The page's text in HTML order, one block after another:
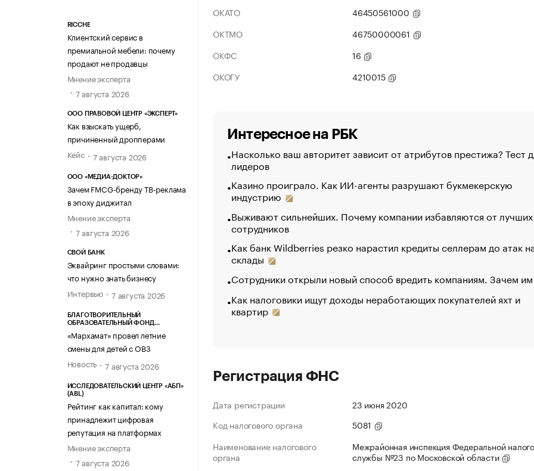
RICCHE
Клиентский сервис в
премиальной мебели: почему
продают не продавцы
Мнение эксперта
7 августа 2026
ООО ПРАВОВОЙ ЦЕНТР «ЭКСПЕРТ»
Как взыскать ущерб,
причиненный дропперами
Кейс
7 августа 2026
ООО «МЕДИА-ДОКТОР»
Зачем FMCG-бренду ТВ-реклама
в эпоху диджитал
Мнение эксперта
7 августа 2026
СВОЙ БАНК
Эквайринг простыми словами:
что нужно знать бизнесу
Интервью
7 августа 2026
БЛАГОТВОРИТЕЛЬНЫЙ
ОБРАЗОВАТЕЛЬНЫЙ ФОНД
«Мархамат» провел летние
смены для детей с ОВЗ
Новость
7 августа 2026
ИССЛЕДОВАТЕЛЬСКИЙ ЦЕНТР «АБП»
(ABL)
Рейтинг как капитал: кому
принадлежит цифровая
репутация на платформах
Мнение эксперта
7 августа 2026
ОКАТО
46450561000
ОКТМО
46750000061
ОКФС
16
ОКОГУ
4210015
Интересное на РБК
Насколько ваш авторитет зависит от атрибутов престижа? Тест
лидеров
Казино проиграло. Как ИИ-агенты разрушают букмекерскую
индустрию
Выживают сильнейших. Почему компании избавляются от лучших
сотрудников
Как банк Wildberries резко нарастил кредиты селлерам до атак
склады
Сотрудники открыли новый способ вредить компаниям. Зачем
Как налоговики ищут доходы неработающих покупателей яхт и
квартир
Регистрация ФНС
Дата регистрации
23 июня 2020
Код налогового органа
5081
Наименование налогового
органа
Межрайонная инспекция Федеральной
службы №23 по Московской области